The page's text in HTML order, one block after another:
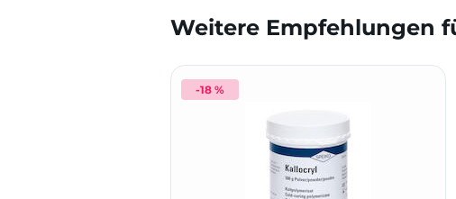
Weitere Empfehlungen
-18 %